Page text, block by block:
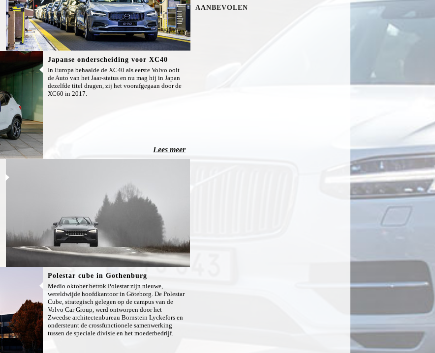
Japanse onderscheiding voor XC40
In Europa behaalde de XC40 als eerste Volvo ooit
de Auto van het Jaar-status en nu mag hij in Japan
dezelfde titel dragen, zij het voorafgegaan door de
XC60 in 2017.
Lees meer
Polestar cube in Gothenburg
Medio oktober betrok Polestar zijn nieuwe,
wereldwijde hoofdkantoor in Göteborg. De Polestar
Cube, strategisch gelegen op de campus van de
Volvo Car Group, werd ontworpen door het
Zweedse architectenbureau Bornstein Lyckefors en
ondersteunt de crossfunctionele samenwerking
tussen de speciale divisie en het moederbedrijf.
AANBEVOLEN